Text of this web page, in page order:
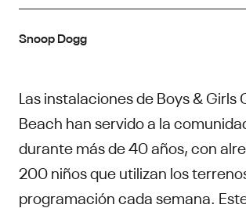
Snoop Dogg
Las instalaciones de Boys & Girls
Beach han servido a la
durante más de 40 años, con
200 niños que utilizan los
programación cada semana.